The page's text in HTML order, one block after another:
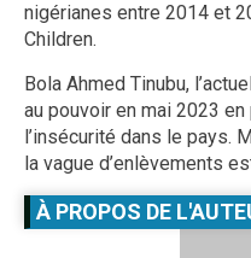
nigérianes entre 2014 et
Children.
Bola Ahmed Tinubu,
au pouvoir en mai 2023
l’insécurité dans le pays.
la vague d’enlèvements
À PROPOS DE